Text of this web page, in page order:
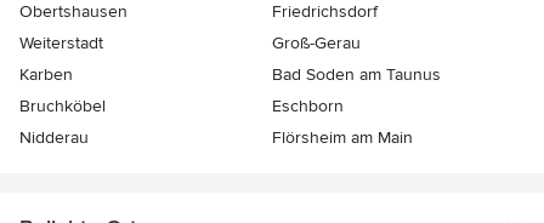
Obertshausen
Friedrichsdorf
Weiterstadt
Groß-Gerau
Karben
Bad Soden am Taunus
Bruchköbel
Eschborn
Nidderau
Flörsheim am Main